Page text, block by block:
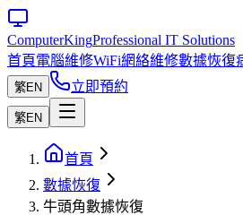
ComputerKingProfessional IT Solutions
首頁電腦維修WiFi網絡維修數據恢復
繁EN 立即預約
繁EN
首頁
數據恢復
牛頭角數據恢復